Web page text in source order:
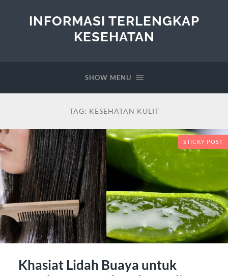
INFORMASI TERLENGKAP
KESEHATAN
SHOW MENU
TAG: KESEHATAN KULIT
STICKY POST
Khasiat Lidah Buaya untuk